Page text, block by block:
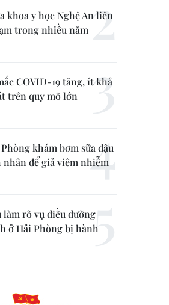
khoa y học Nghệ An liên
trong nhiều năm
COVID-19 tăng, ít khả
trên quy mô lớn
khám bơm sữa đậu
nhân để giả viêm nhiễm
làm rõ vụ điều dưỡng
ở Hải Phòng bị hành